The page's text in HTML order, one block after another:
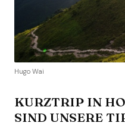
Hugo Wai
KURZTRIP IN
SIND UNSERE